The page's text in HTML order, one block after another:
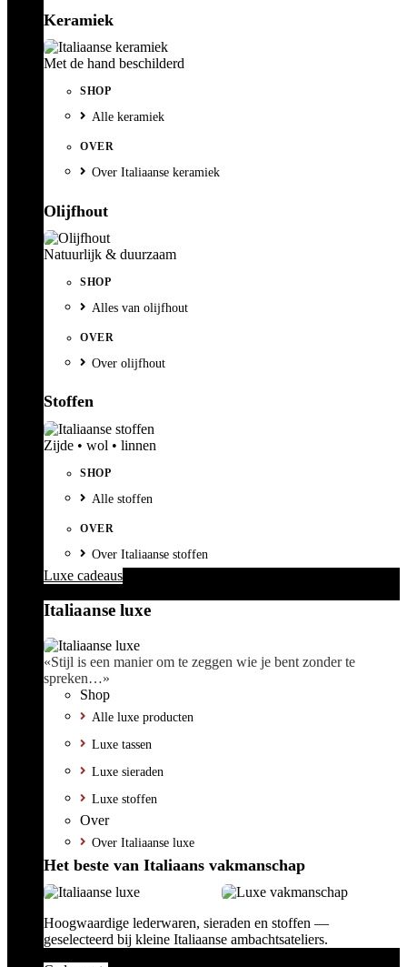
Keramiek
Met de hand beschilderd
SHOP
Alle keramiek
OVER
Over Italiaanse keramiek
Olijfhout
Natuurlijk & duurzaam
SHOP
Alles van olijfhout
OVER
Over olijfhout
Stoffen
Zijde • wol • linnen
SHOP
Alle stoffen
OVER
Over Italiaanse stoffen
Luxe cadeaus
Italiaanse luxe
«Stijl is een manier om te zeggen wie je bent zonder te
spreken…»
Shop
Alle luxe producten
Luxe tassen
Luxe sieraden
Luxe stoffen
Over
Over Italiaanse luxe
Het beste van Italiaans vakmanschap
Hoogwaardige lederwaren, sieraden en stoffen —
geselecteerd bij kleine Italiaanse ambachtsateliers.